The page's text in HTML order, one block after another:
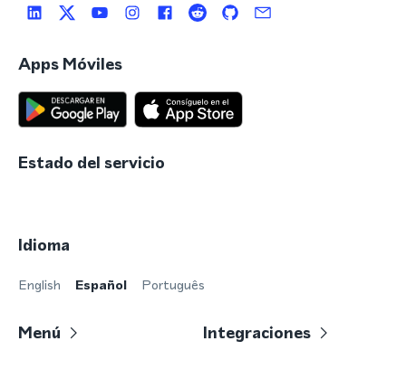
Apps Móviles
Estado del servicio
Idioma
English Español Português
Menú Integraciones